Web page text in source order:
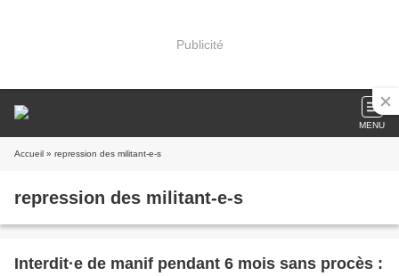
Publicité
MENU
Accueil » repression des militant-e-s
repression des militant-e-s
Interdit·e de manif pendant 6 mois sans procès :